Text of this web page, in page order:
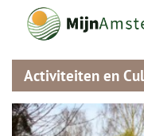
Activiteiten en